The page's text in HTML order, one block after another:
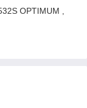
OPTIMUM ,